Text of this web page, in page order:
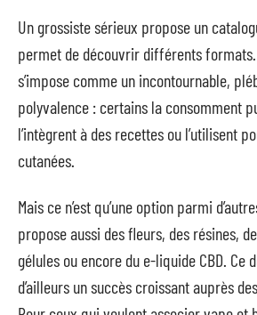
Un grossiste sérieux propose un
permet de découvrir différents formats.
s’impose comme un incontournable,
polyvalence : certains la consomment
l’intègrent à des recettes ou l’utilisent
cutanées.
Mais ce n’est qu’une option parmi
propose aussi des fleurs, des résines,
gélules ou encore du e-liquide CBD. Ce
d’ailleurs un succès croissant auprès